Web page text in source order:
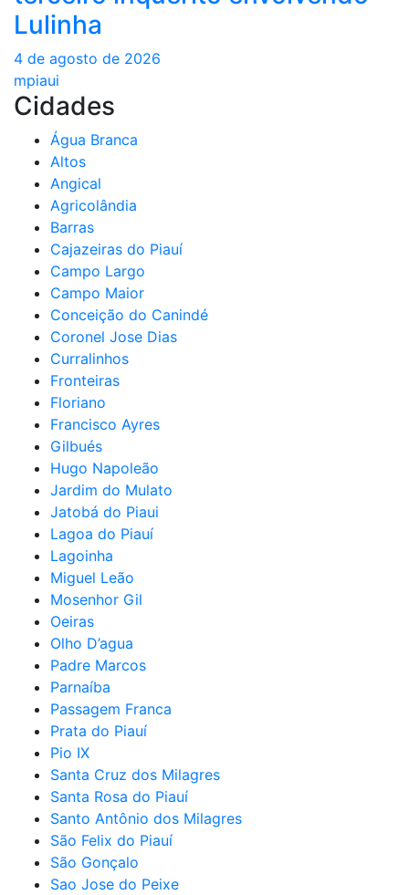
Lulinha
4 de agosto de 2026
mpiaui
Cidades
Água Branca
Altos
Angical
Agricolândia
Barras
Cajazeiras do Piauí
Campo Largo
Campo Maior
Conceição do Canindé
Coronel Jose Dias
Curralinhos
Fronteiras
Floriano
Francisco Ayres
Gilbués
Hugo Napoleão
Jardim do Mulato
Jatobá do Piaui
Lagoa do Piauí
Lagoinha
Miguel Leão
Mosenhor Gil
Oeiras
Olho D’agua
Padre Marcos
Parnaíba
Passagem Franca
Prata do Piauí
Pio IX
Santa Cruz dos Milagres
Santa Rosa do Piauí
Santo Antônio dos Milagres
São Felix do Piauí
São Gonçalo
Sao Jose do Peixe